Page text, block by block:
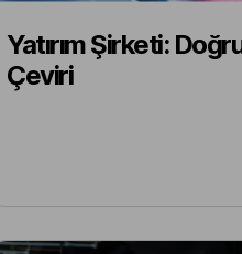
Yatırım Şirketi:
Çeviri